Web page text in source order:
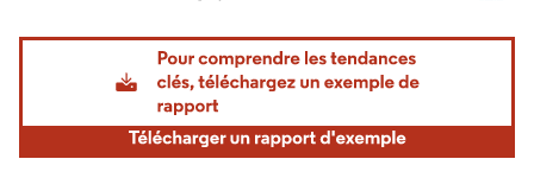
Image © Mordor Intelligence. La réutilisation nécessite une attribution sous CC BY